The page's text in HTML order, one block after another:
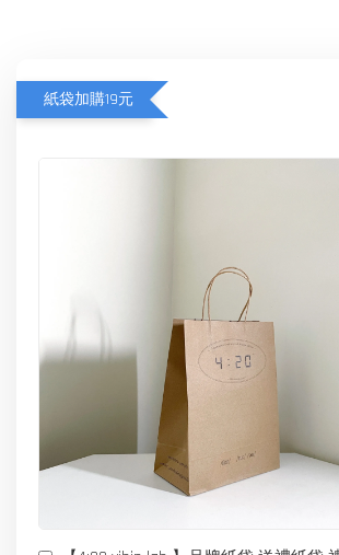
紙袋加購19元